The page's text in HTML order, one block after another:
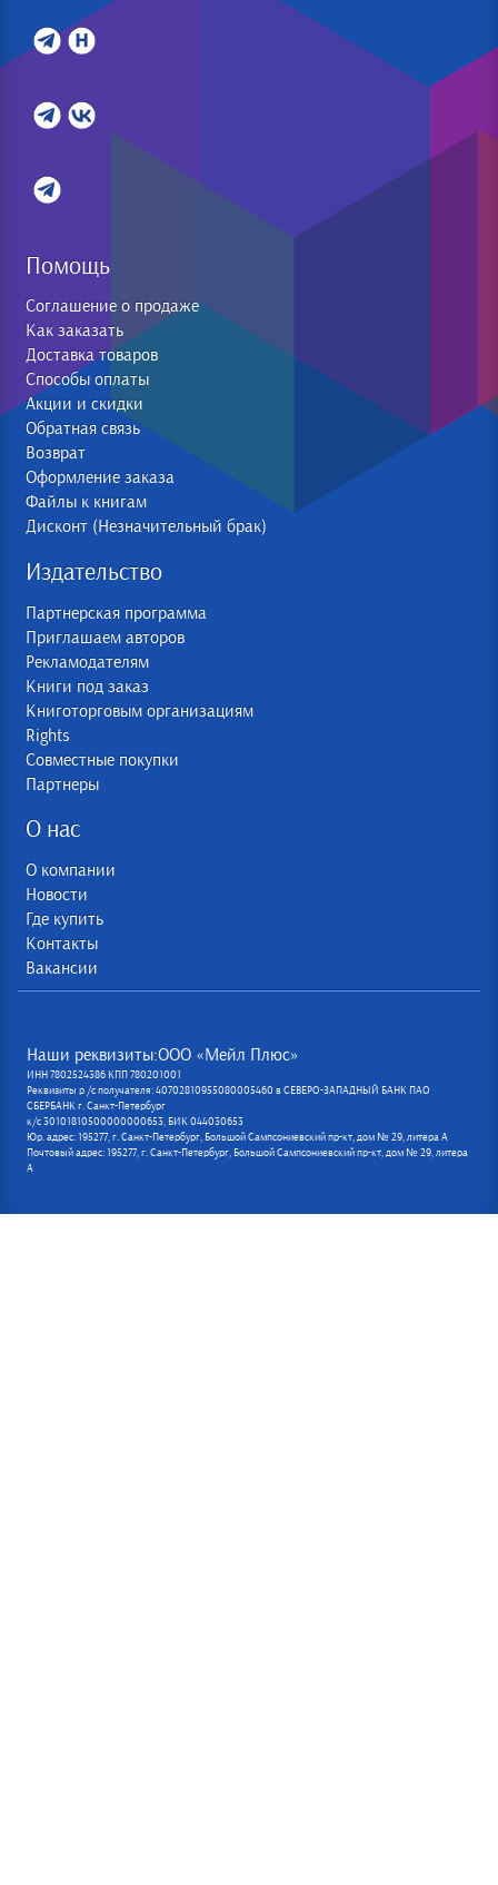
Помощь
Соглашение о продаже
Как заказать
Доставка товаров
Способы оплаты
Акции и скидки
Обратная связь
Возврат
Оформление заказа
Файлы к книгам
Дисконт (Незначительный брак)
Издательство
Партнерская программа
Приглашаем авторов
Рекламодателям
Книги под заказ
Книготорговым организациям
Rights
Совместные покупки
Партнеры
О нас
О компании
Новости
Где купить
Контакты
Вакансии
Наши реквизиты:ООО «Мейл Плюс»
ИНН 7802524386 КПП 780201001
Реквизиты р /с получателя: 40702810955080005460 в СЕВЕРО-ЗАПАДНЫЙ БАНК ПАО
СБЕРБАНК г. Санкт-Петербург
к/с 30101810500000000653, БИК 044030653
Юр. адрес: 195277, г. Санкт-Петербург, Большой Сампсониевский пр-кт, дом № 29, литера А
Почтовый адрес: 195277, г. Санкт-Петербург, Большой Сампсониевский пр-кт, дом № 29, литера
А